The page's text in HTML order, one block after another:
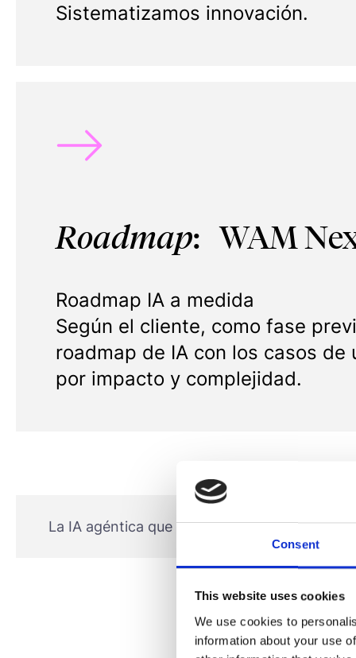
Consent
This website uses cookies
We use cookies to
information about your use
Sistematizamos innovación.
Roadmap: WAM
Roadmap IA a medida
Según el cliente, como fase
roadmap de IA con los casos de
por impacto y complejidad.
La IA agéntica que reescribe tu negocio